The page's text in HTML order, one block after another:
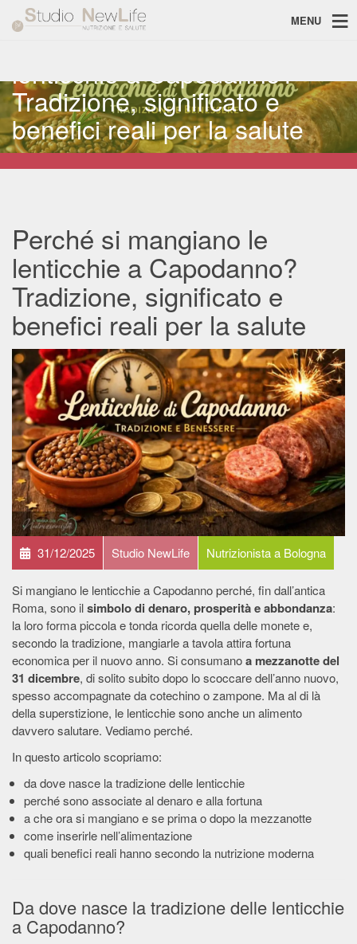
MENU
Perché si mangiano le
lenticchie a Capodanno?
Tradizione, significato e
benefici reali per la salute
Perché si mangiano le
lenticchie a Capodanno?
Tradizione, significato e
benefici reali per la salute
31/12/2025 Studio NewLife Nutrizionista a Bologna
Si mangiano le lenticchie a Capodanno perché, fin dall’antica
Roma, sono ilsimbolo di denaro, prosperità e abbondanza:
la loro forma piccola e tonda ricorda quella delle monete e,
secondo la tradizione, mangiarle a tavola attira fortuna
economica per il nuovo anno. Si consumanoa mezzanotte del
31 dicembre, di solito subito dopo lo scoccare dell’anno nuovo,
spesso accompagnate da cotechino o zampone. Ma al di là
della superstizione, le lenticchie sono anche un alimento
davvero salutare. Vediamo perché.
In questo articolo scopriamo:
da dove nasce la tradizione delle lenticchie
perché sono associate al denaro e alla fortuna
a che ora si mangiano e se prima o dopo la mezzanotte
come inserirle nell’alimentazione
quali benefici reali hanno secondo la nutrizione moderna
Da dove nasce la tradizione delle lenticchie
a Capodanno?